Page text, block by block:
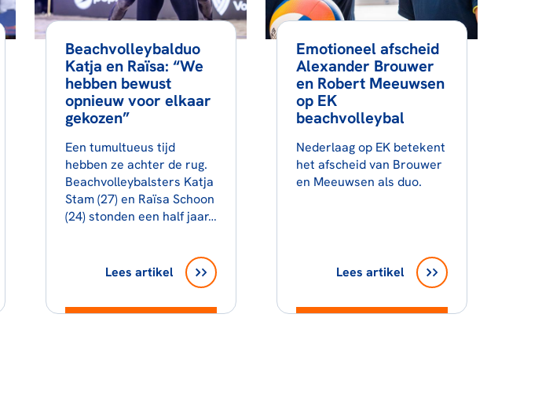
Beachvolleybalduo
Katja en Raïsa: “We
hebben bewust
opnieuw voor elkaar
gekozen”
Een tumultueus tijd
hebben ze achter de rug.
Beachvolleybalsters Katja
Stam (27) en Raïsa Schoon
(24) stonden een half jaar…
Lees artikel
Emotioneel afscheid
Alexander Brouwer
en Robert Meeuwsen
op EK
beachvolleybal
Nederlaag op EK betekent
het afscheid van Brouwer
en Meeuwsen als duo.
Lees artikel